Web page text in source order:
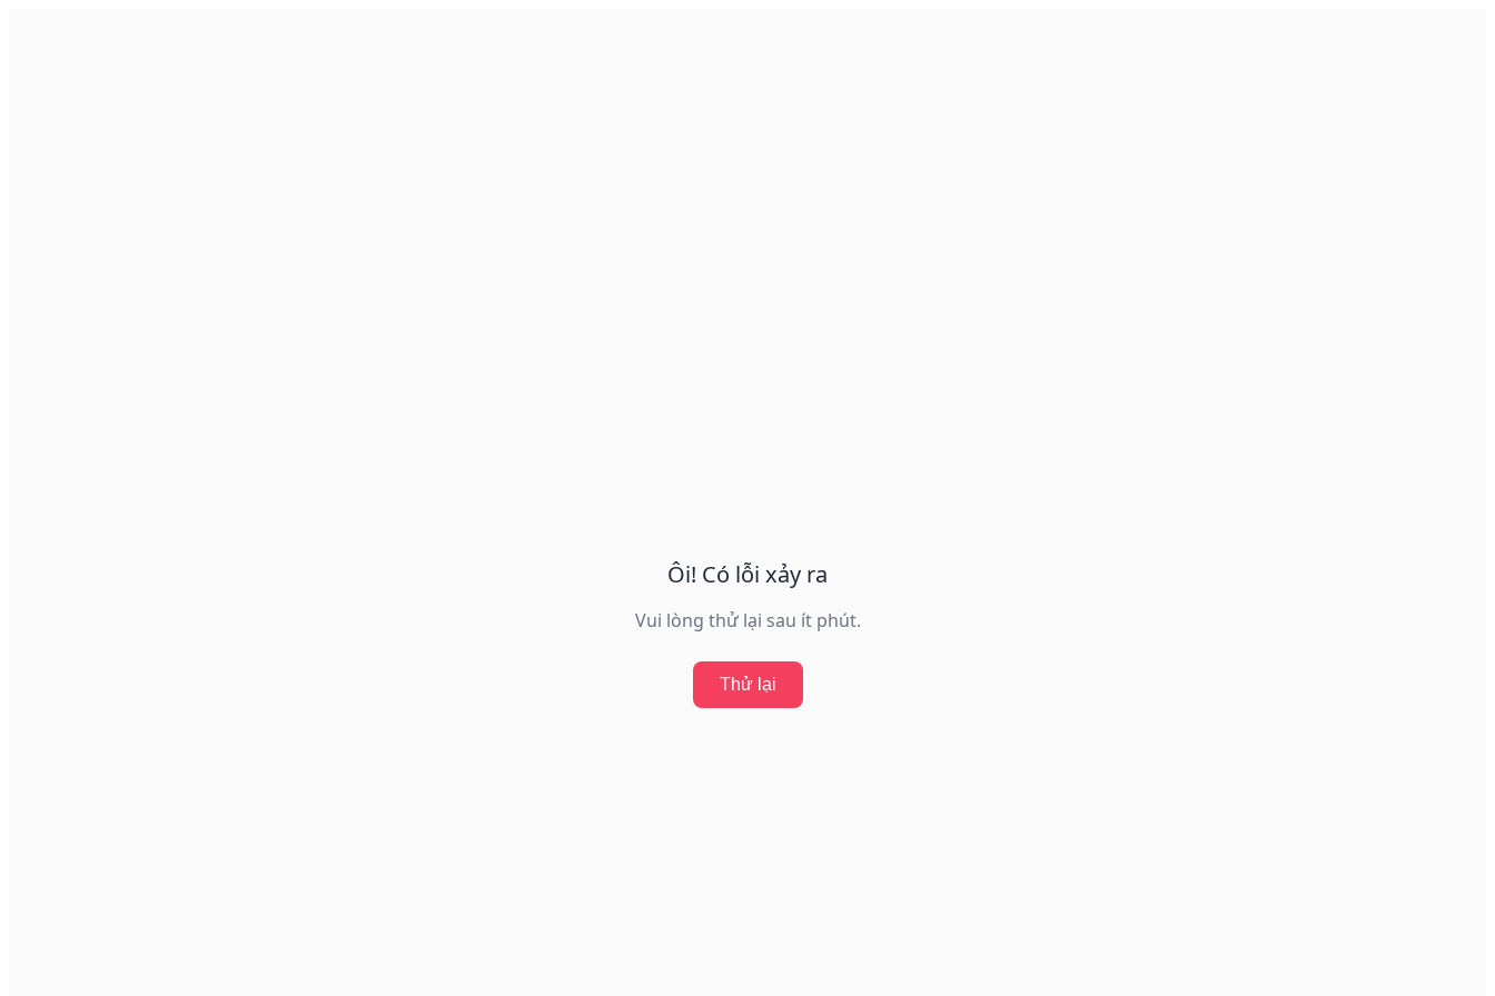
Ôi! Có lỗi xảy ra
Vui lòng thử lại sau ít phút.
Thử lại